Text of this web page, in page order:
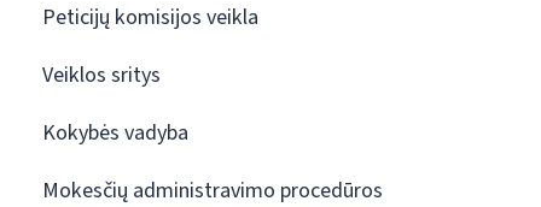
Peticijų komisijos veikla
Veiklos sritys
Kokybės vadyba
Mokesčių administravimo procedūros